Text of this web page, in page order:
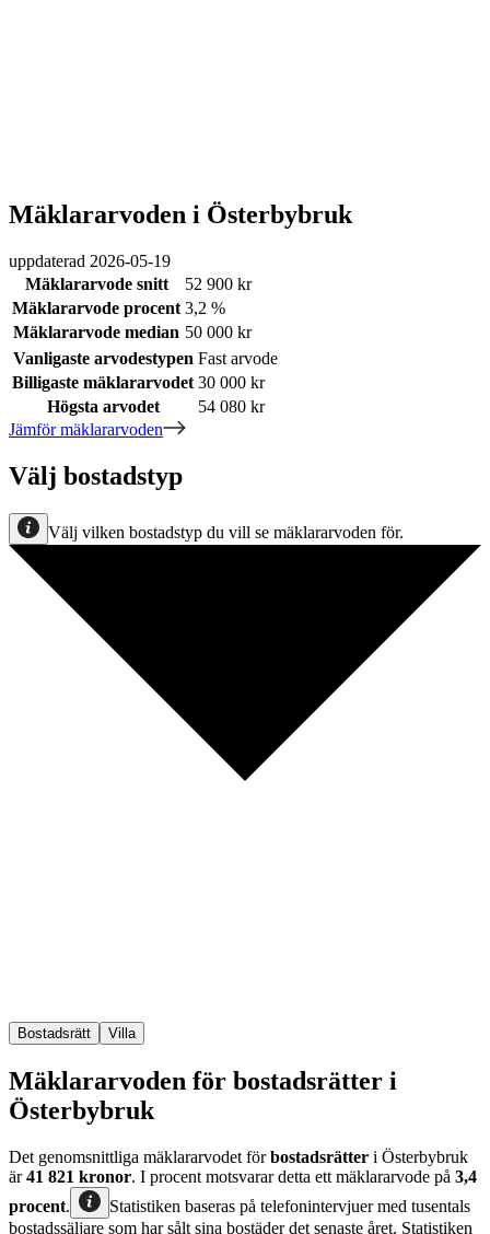
Mäklararvoden i Österbybruk
uppdaterad 2026-05-19
Mäklararvode snitt
52 900 kr
Mäklararvode procent 3,2 %
Mäklararvode median 50 000 kr
Vanligaste arvodestypen Fast arvode
Billigaste mäklararvodet 30 000 kr
Högsta arvodet
54 080 kr
Jämför mäklararvoden
Välj bostadstyp
Välj vilken bostadstyp du vill se mäklararvoden för.
Bostadsrätt Villa
Mäklararvoden för bostadsrätter i
Österbybruk
Det genomsnittliga mäklararvodet förbostadsrätter i Österbybruk
är41 821 kronor. I procent motsvarar detta ett mäklararvode på 3,4
procent.
Statistiken baseras på telefonintervjuer med tusentals
bostadssäljare som har sålt sina bostäder det senaste året. Statistiken